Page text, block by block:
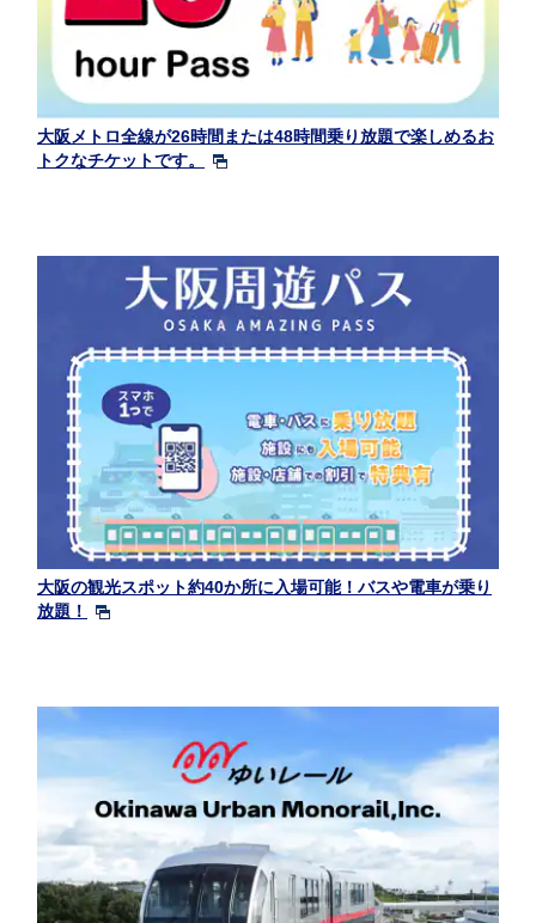
大阪メトロ全線が26時間または48時間乗り放題で楽しめるお
トクなチケットです。
大阪の観光スポット約40か所に入場可能！バスや電車が乗り
放題！